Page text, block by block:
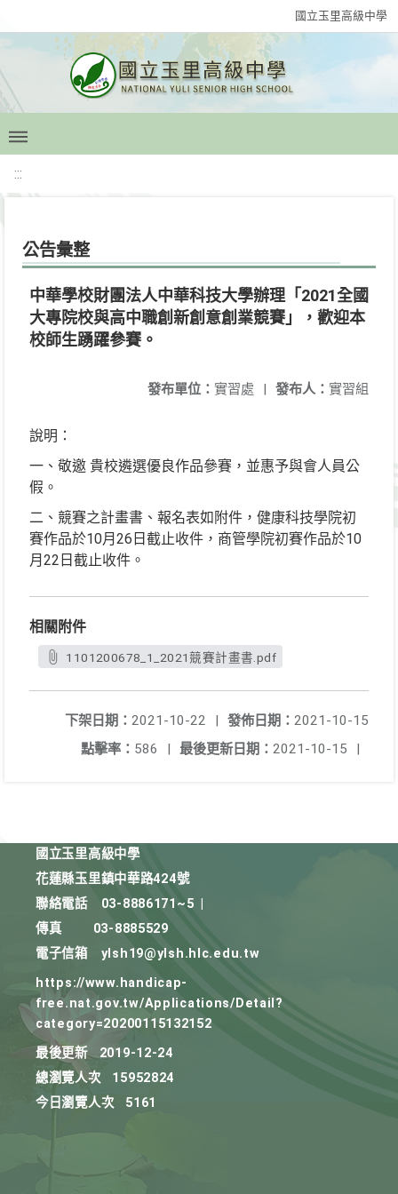
國立玉里高級中學
:::
公告彙整
中華學校財團法人中華科技大學辦理「2021全國
大專院校與高中職創新創意創業競賽」，歡迎本
校師生踴躍參賽。
發布人： 實習組
發布單位： 實習處 |
說明：
一、敬邀 貴校遴選優良作品參賽，並惠予與會人員公
假。
二、競賽之計畫書、報名表如附件，健康科技學院初
賽作品於10月26日截止收件，商管學院初賽作品於10
月22日截止收件。
相關附件
1101200678_1_2021競賽計畫書.pdf
發佈日期： 2021-10-15
下架日期： 2021-10-22
|
最後更新日期： 2021-10-15 |
點擊率： 586 |
國立玉里高級中學
花蓮縣玉里鎮中華路424號
聯絡電話
03-8886171~5
傳真
03-8885529
電子信箱
ylsh19@ylsh.hlc.edu.tw
https://www.handicap-
free.nat.gov.tw/Applications/Detail?
category=20200115132152
最後更新
2019-12-24
總瀏覽人次
15952824
今日瀏覽人次
5161